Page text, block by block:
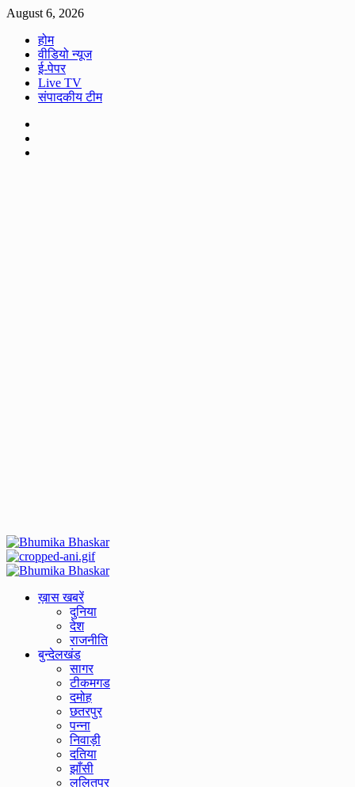
Skip
content
August 6, 2026
होम
वीडियो न्यूज
ई-पेपर
Live TV
संपादकीय टीम
Primary
ख़ास खबरें
दुनिया
देश
राजनीति
बुन्देलखंड
सागर
टीकमगड
दमोह
छतरपुर
पन्ना
निवाड़ी
दतिया
झाँसी
ललितपुर